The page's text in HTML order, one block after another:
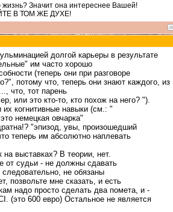
Значит она интереснее Вашей!
В ТОМ ЖЕ ДУХЕ!
долгой карьеры в результате
им часто хорошо
(теперь они при разговоре
потому что, теперь они знают каждого, из
что, тот парень
или это кто-то, кто похож на него? ").
когнитивные навыки (см.: "
немецкая овчарка"
"эпизод, увы, произошедший
теперь им абсолютно наплевать
выставках? В теории, нет.
от судьи - не должны сдавать
не обязаны
позвольте мне сказать, и есть
надо просто сделать два помета, и -
(это 600 евро) Остальное не является